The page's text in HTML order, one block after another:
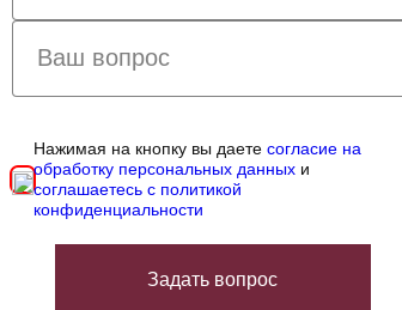
Нажимая на кнопку вы даетесогласие на
обработку персональных данных и
соглашаетесь с политикой
конфиденциальности
Задать вопрос